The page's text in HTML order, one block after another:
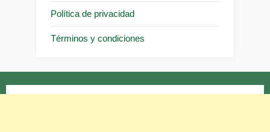
Política de privacidad
Términos y condiciones